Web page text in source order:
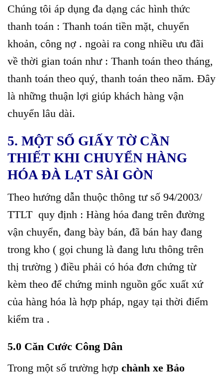
Chúng tôi áp dụng đa dạng các hình thức
thanh toán : Thanh toán tiền mặt, chuyển
khoản, công nợ . ngoài ra cong nhiều ưu đãi
về thời gian toán như : Thanh toán theo tháng,
thanh toán theo quý, thanh toán theo năm. Đây
là những thuận lợi giúp khách hàng vận
chuyển lâu dài.
5. MỘT SỐ GIẤY TỜ CẦN
THIẾT KHI CHUYỂN HÀNG
HÓA ĐÀ LẠT SÀI GÒN
Theo hướng dẫn thuộc thông tư số 94/2003/
TTLT quy định : Hàng hóa đang trên đường
vận chuyển, đang bày bán, đã bán hay đang
trong kho ( gọi chung là đang lưu thông trên
thị trường ) điều phải có hóa đơn chứng từ
kèm theo để chứng minh nguồn gốc xuất xứ
của hàng hóa là hợp pháp, ngay tại thời điểm
kiểm tra .
5.0 Căn Cước Công Dân
Trong một số trường hợp chành xe Bảo